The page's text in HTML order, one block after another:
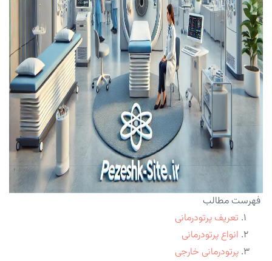
فهرست مطالب
تعریف پرتودرمانی
انواع پرتودرمانی
پرتودرمانی خارجی